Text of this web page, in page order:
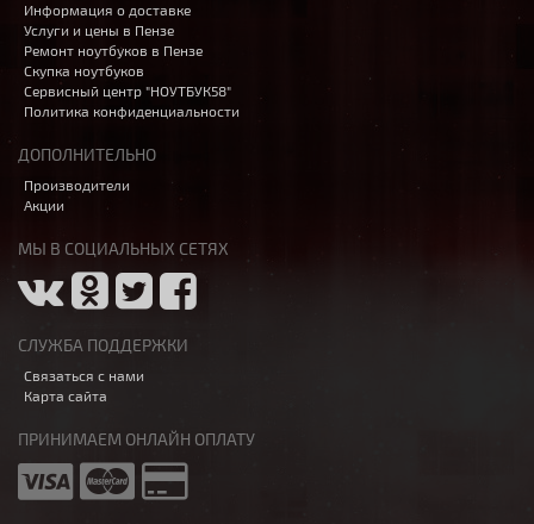
Информация о доставке
Услуги и цены в Пензе
Ремонт ноутбуков в Пензе
Скупка ноутбуков
Сервисный центр "НОУТБУК58"
Политика конфиденциальности
ДОПОЛНИТЕЛЬНО
Производители
Акции
МЫ В СОЦИАЛЬНЫХ СЕТЯХ
СЛУЖБА ПОДДЕРЖКИ
Связаться с нами
Карта сайта
ПРИНИМАЕМ ОНЛАЙН ОПЛАТУ